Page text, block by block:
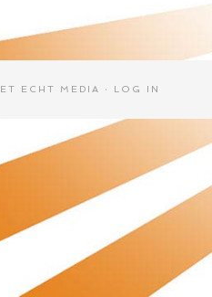
ECHT MEDIA · LOG IN